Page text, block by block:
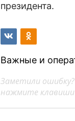
президента.
Важные и
Заметили
нажмите клавиши